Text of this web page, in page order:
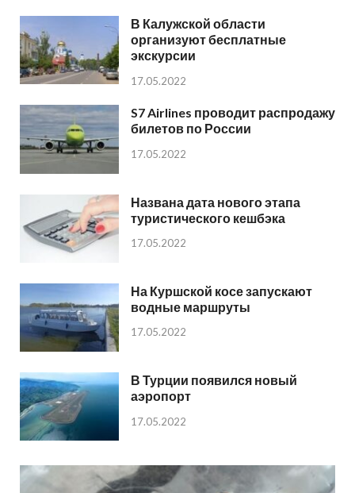
В Калужской области
организуют бесплатные
экскурсии
17.05.2022
S7 Airlines проводит распродажу
билетов по России
17.05.2022
Названа дата нового этапа
туристического кешбэка
17.05.2022
На Куршской косе запускают
водные маршруты
17.05.2022
В Турции появился новый
аэропорт
17.05.2022